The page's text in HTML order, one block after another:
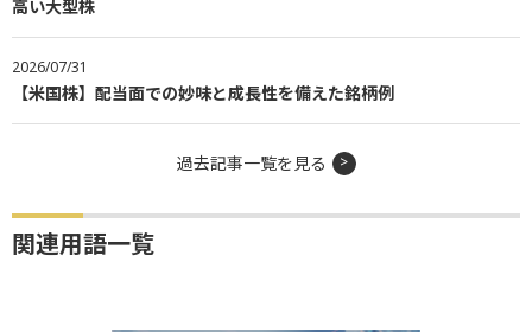
高い大型株
2026/07/31
【米国株】配当面での妙味と成長性を備えた銘柄例
過去記事一覧を見る
関連用語一覧